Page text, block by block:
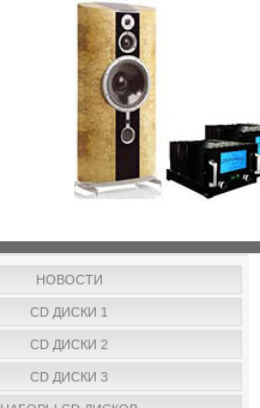
НОВОСТИ
CD ДИСКИ 1
CD ДИСКИ 2
CD ДИСКИ 3